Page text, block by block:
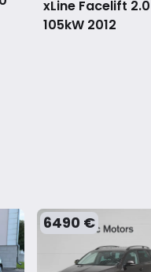
xLine Facelift 2.0
105kW 2012
6490 €